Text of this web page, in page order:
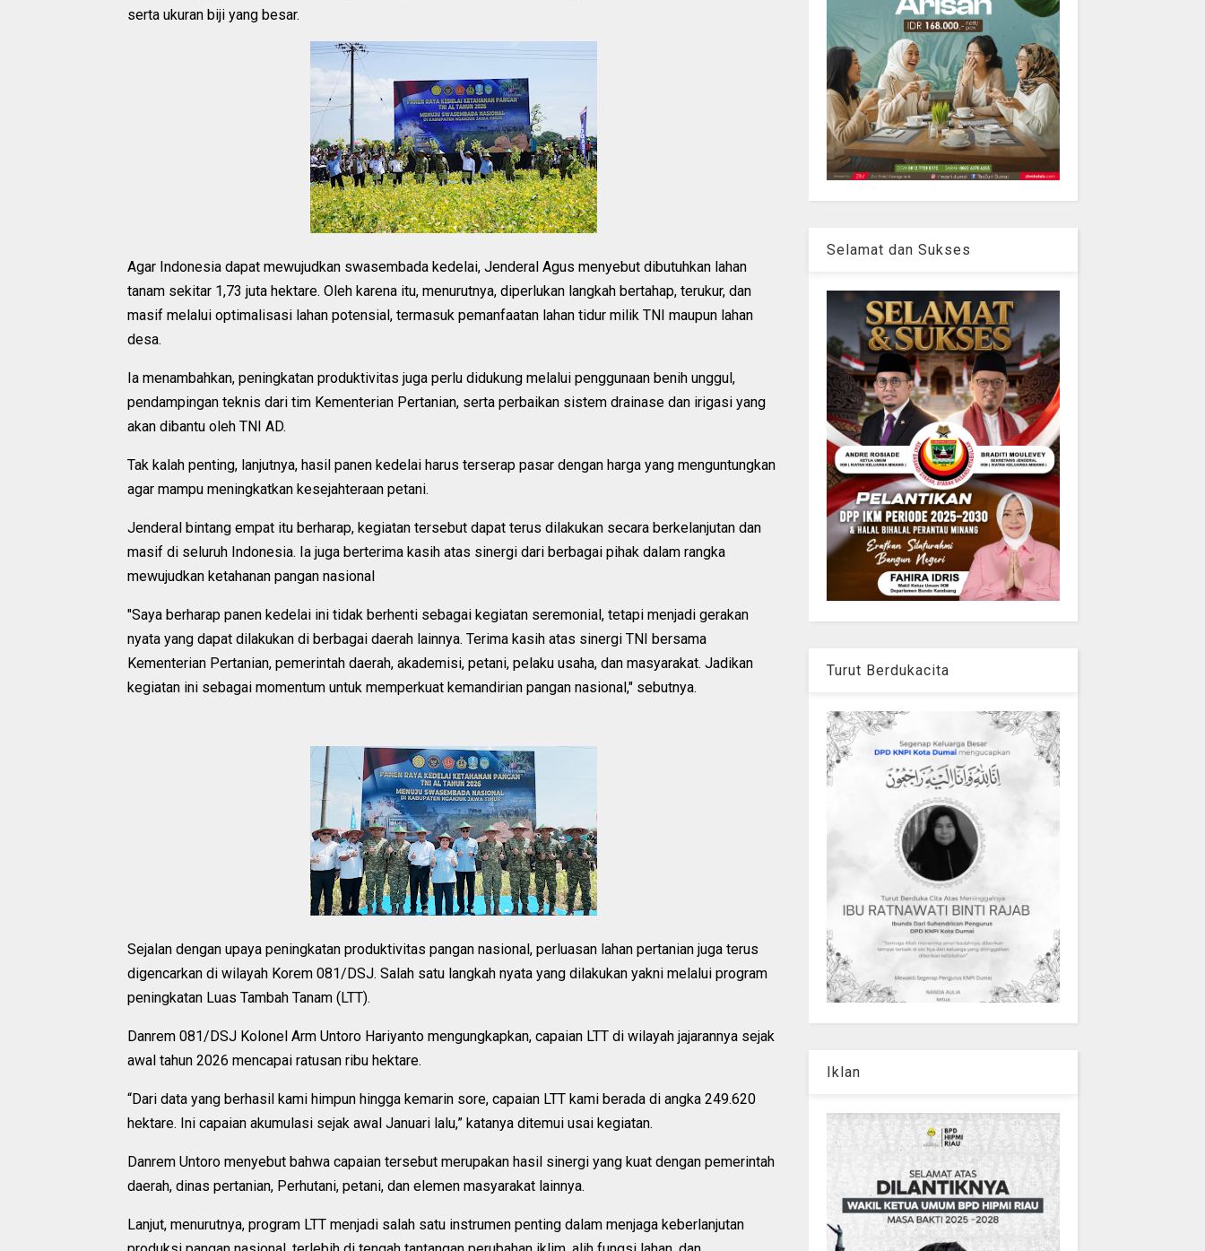
serta ukuran biji yang besar.
Agar Indonesia dapat mewujudkan swasembada kedelai, Jenderal Agus menyebut dibutuhkan lahan
tanam sekitar 1,73 juta hektare. Oleh karena itu, menurutnya, diperlukan langkah bertahap, terukur, dan
masif melalui optimalisasi lahan potensial, termasuk pemanfaatan lahan tidur milik TNI maupun lahan
desa.
Ia menambahkan, peningkatan produktivitas juga perlu didukung melalui penggunaan benih unggul,
pendampingan teknis dari tim Kementerian Pertanian, serta perbaikan sistem drainase dan irigasi yang
akan dibantu oleh TNI AD.
Tak kalah penting, lanjutnya, hasil panen kedelai harus terserap pasar dengan harga yang menguntungkan
agar mampu meningkatkan kesejahteraan petani.
Jenderal bintang empat itu berharap, kegiatan tersebut dapat terus dilakukan secara berkelanjutan dan
masif di seluruh Indonesia. Ia juga berterima kasih atas sinergi dari berbagai pihak dalam rangka
mewujudkan ketahanan pangan nasional
"Saya berharap panen kedelai ini tidak berhenti sebagai kegiatan seremonial, tetapi menjadi gerakan
nyata yang dapat dilakukan di berbagai daerah lainnya. Terima kasih atas sinergi TNI bersama
Kementerian Pertanian, pemerintah daerah, akademisi, petani, pelaku usaha, dan masyarakat. Jadikan
kegiatan ini sebagai momentum untuk memperkuat kemandirian pangan nasional," sebutnya.
Sejalan dengan upaya peningkatan produktivitas pangan nasional, perluasan lahan pertanian juga terus
digencarkan di wilayah Korem 081/DSJ. Salah satu langkah nyata yang dilakukan yakni melalui program
peningkatan Luas Tambah Tanam (LTT).
Danrem 081/DSJ Kolonel Arm Untoro Hariyanto mengungkapkan, capaian LTT di wilayah jajarannya sejak
awal tahun 2026 mencapai ratusan ribu hektare.
“Dari data yang berhasil kami himpun hingga kemarin sore, capaian LTT kami berada di angka 249.620
hektare. Ini capaian akumulasi sejak awal Januari lalu,” katanya ditemui usai kegiatan.
Danrem Untoro menyebut bahwa capaian tersebut merupakan hasil sinergi yang kuat dengan pemerintah
daerah, dinas pertanian, Perhutani, petani, dan elemen masyarakat lainnya.
Lanjut, menurutnya, program LTT menjadi salah satu instrumen penting dalam menjaga keberlanjutan
Selamat dan Sukses
Turut Berdukacita
Iklan